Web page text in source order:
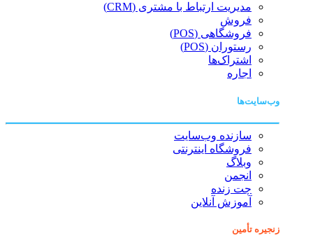
مدیریت ارتباط با مشتری (CRM)
فروش
فروشگاهی (POS)
رستوران (POS)
اشتراک‌ها
اجاره
وب‌سایت‌ها
سازنده وب‌سایت
فروشگاه اینترنتی
وبلاگ
انجمن
چت زنده
آموزش آنلاین
زنجیره تأمین